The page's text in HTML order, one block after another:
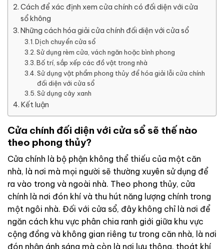
Cách để xác định xem cửa chính có đối diện với cửa
sổ không
Những cách hóa giải cửa chính đối diện với cửa sổ
Dịch chuyển cửa sổ
Sử dụng rèm cửa, vách ngăn hoặc bình phong
Bố trí, sắp xếp các đồ vật trong nhà
Sử dụng vật phẩm phong thủy để hóa giải lỗi cửa chính
đối diện với cửa sổ
Sử dụng cây xanh
Kết luận
Cửa chính đối diện với cửa sổ sẽ thế nào
theo phong thủy?
Cửa chính là bộ phận không thể thiếu của một căn
nhà, là nơi mà mọi người sẽ thường xuyên sử dụng để
ra vào trong và ngoài nhà. Theo phong thủy, cửa
chính là nơi đón khí và thu hút năng lượng chính trong
một ngôi nhà. Đối với cửa sổ, đây không chỉ là nơi để
ngăn cách khu vực phân chia ranh giới giữa khu vực
cộng đồng và không gian riêng tư trong căn nhà, là nơi
đón nhận ánh sáng mà còn là nơi lưu thông, thoát khí